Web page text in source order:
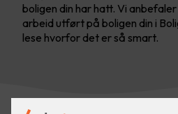
boligen din har hatt. Vi
arbeid utført på boligen din i
lese hvorfor det er så smart.